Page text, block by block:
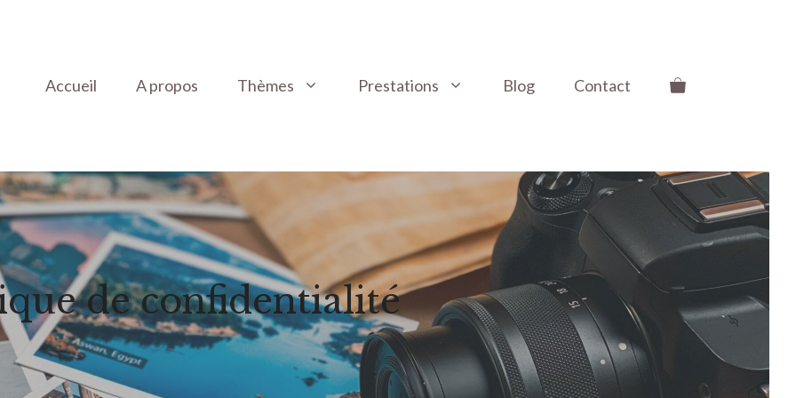
Accueil A propos Thèmes Prestations Blog Contact
de confidentialité